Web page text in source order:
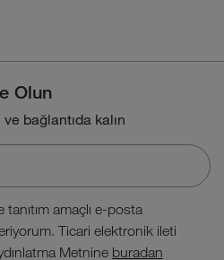
Olun
bağlantıda kalın
tanıtım amaçlı e-posta
Ticari elektronik ileti
Metnine buradan